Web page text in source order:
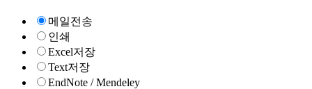
메일전송
인쇄
Excel저장
Text저장
EndNote / Mendeley